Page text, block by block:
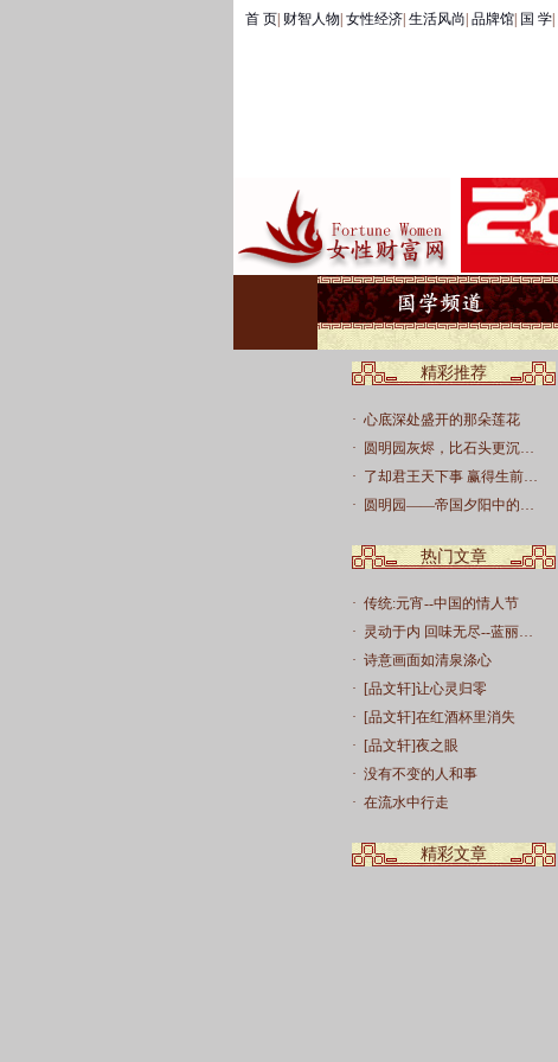
首 页 财智人物 女性经济 生活风尚 品牌馆 国 学
精彩推荐
· 心底深处盛开的那朵莲花
·
圆明园灰烬，比石头更沉…
· 了却君王天下事 赢得生前…
·
圆明园——帝国夕阳中的…
热门文章
· 传统:元宵--中国的情人节
· 灵动于内 回味无尽--蓝丽…
· 诗意画面如清泉涤心
·
[品文轩]让心灵归零
·
[品文轩]在红酒杯里消失
·
[品文轩]夜之眼
· 没有不变的人和事
· 在流水中行走
精彩文章